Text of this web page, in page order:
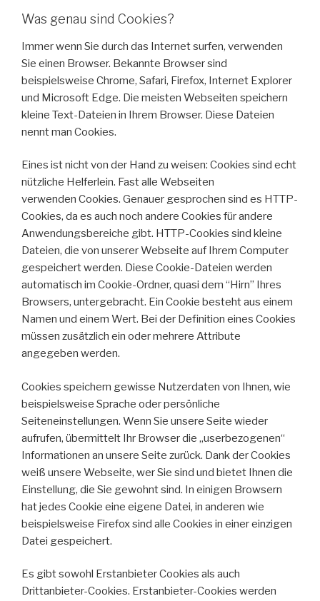
Was genau sind Cookies?
Immer wenn Sie durch das Internet surfen, verwenden
Sie einen Browser. Bekannte Browser sind
beispielsweise Chrome, Safari, Firefox, Internet Explorer
und Microsoft Edge. Die meisten Webseiten speichern
kleine Text-Dateien in Ihrem Browser. Diese Dateien
nennt man Cookies.
Eines ist nicht von der Hand zu weisen: Cookies sind echt
nützliche Helferlein. Fast alle Webseiten
verwenden Cookies. Genauer gesprochen sind es HTTP-
Cookies, da es auch noch andere Cookies für andere
Anwendungsbereiche gibt. HTTP-Cookies sind kleine
Dateien, die von unserer Webseite auf Ihrem Computer
gespeichert werden. Diese Cookie-Dateien werden
automatisch im Cookie-Ordner, quasi dem “Hirn” Ihres
Browsers, untergebracht. Ein Cookie besteht aus einem
Namen und einem Wert. Bei der Definition eines Cookies
müssen zusätzlich ein oder mehrere Attribute
angegeben werden.
Cookies speichern gewisse Nutzerdaten von Ihnen, wie
beispielsweise Sprache oder persönliche
Seiteneinstellungen. Wenn Sie unsere Seite wieder
aufrufen, übermittelt Ihr Browser die „userbezogenen“
Informationen an unsere Seite zurück. Dank der Cookies
weiß unsere Webseite, wer Sie sind und bietet Ihnen die
Einstellung, die Sie gewohnt sind. In einigen Browsern
hat jedes Cookie eine eigene Datei, in anderen wie
beispielsweise Firefox sind alle Cookies in einer einzigen
Datei gespeichert.
Es gibt sowohl Erstanbieter Cookies als auch
Drittanbieter-Cookies. Erstanbieter-Cookies werden